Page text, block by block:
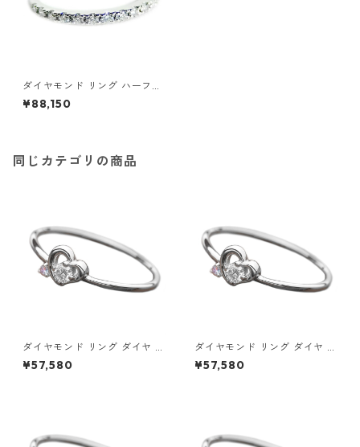
ダイヤモンド リング ハーフエ
タニティ 0.2ct 8号 プラチナ
Pt900 0.2カラット エタニテ
¥88,150
同じカテゴリの商品
ダイヤモンド リング ダイヤ ア
イスブルーダイヤ 合計0.06ct
8.5号 プラチナ Pt950 ハート
¥57,580
ダイヤモンド リング ダイヤ ア
イスブルーダイヤ 合計0.06ct
9号 プラチナ Pt950 ハートモ
¥57,580